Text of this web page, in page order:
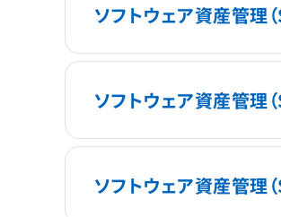
ソフトウェア資産管
ソフトウェア資産管理
ソフトウェア資産管理